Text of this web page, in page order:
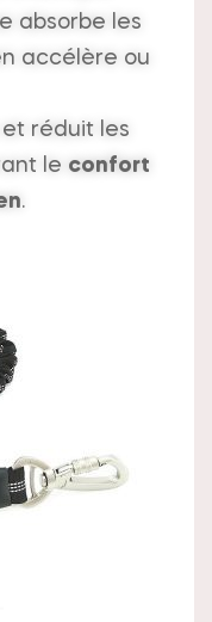
absorbe les
accélère ou
réduit les
le confort
.